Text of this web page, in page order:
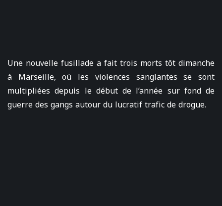
Une nouvelle fusillade a fait trois morts tôt dimanche
à Marseille, où les violences sanglantes se sont
multipliées depuis le début de l’année sur fond de
guerre des gangs autour du lucratif trafic de drogue.